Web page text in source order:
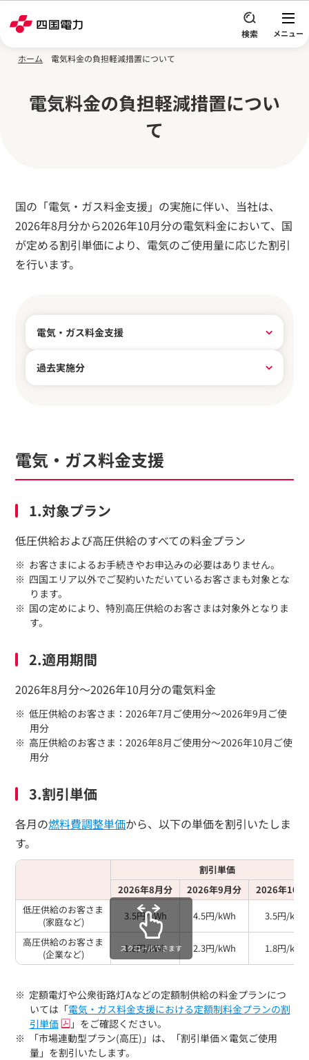
ホーム 電気料金の負担軽減措置について
電気料金の負担軽減措置につい
て
国の「電気・ガス料金支援」の実施に伴い、当社は、
2026年8月分から2026年10月分の電気料金において、国
が定める割引単価により、電気のご使用量に応じた割引
を行います。
電気・ガス料金支援
過去実施分
電気・ガス料金支援
1.対象プラン
低圧供給および高圧供給のすべての料金プラン
お客さまによるお手続きやお申込みの必要はありません。
四国エリア以外でご契約いただいているお客さまも対象とな
ります。
国の定めにより、特別高圧供給のお客さまは対象外となりま
す。
2.適用期間
2026年8月分～2026年10月分の電気料金
低圧供給のお客さま：2026年7月ご使用分～2026年9月ご使
用分
高圧供給のお客さま：2026年8月ご使用分～2026年10月ご使
用分
3.割引単価
各月の燃料費調整単価から、以下の単価を割引いたしま
す。
割引単価
2026年8月分
2026年9月分
2026年10月
低圧供給のお客さま
(家庭など)
3.5円/kWh 4.5円/kWh
3.5円/kWh
高圧供給のお客さま
(企業など)
1.8円/kWh 2.3円/kWh 1.8円/kWh
スクロールできます
定額電灯や公衆街路灯Aなどの定額制供給の料金プランにつ
いては「電気・ガス料金支援における定額制料金プランの割
引単価
」をご確認ください。
「市場連動型プラン(高圧)」は、「割引単価×電気ご使用
量」を割引いたします。